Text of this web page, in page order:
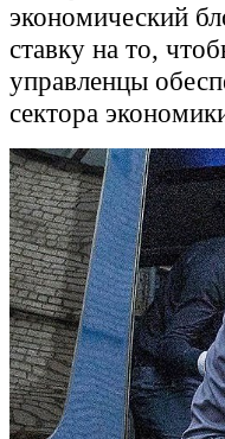
экономический
ставку на то,
управленцы
сектора